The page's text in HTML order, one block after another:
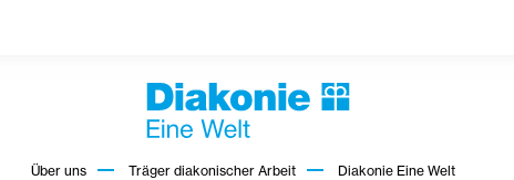
Über uns Träger diakonischer Arbeit
Diakonie Eine Welt